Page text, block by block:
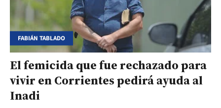
FABIÁN TABLADO
El femicida que fue rechazado para
vivir en Corrientes pedirá ayuda al
Inadi